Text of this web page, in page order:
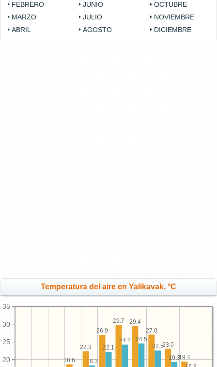
FEBRERO
MARZO
ABRIL
JUNIO
JULIO
AGOSTO
OCTUBRE
NOVIEMBRE
DICIEMBRE
Temperatura del aire en Yalikavak, °C
20
25
30
35
19.4
23.0
27.0
29.4
29.7
26.9
22.3
18.6
19.3
22.5
24.5
24.2
22.1
18.3